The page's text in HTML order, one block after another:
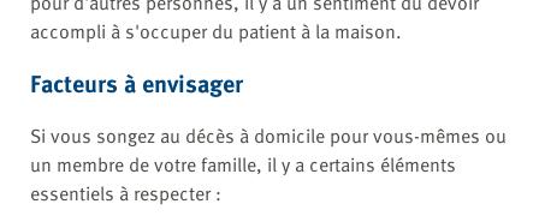
accompli à s'occuper du patient à la maison.
Facteurs à envisager
Si vous songez au décès à domicile pour vous-mêmes ou
un membre de votre famille, il y a certains éléments
essentiels à respecter :